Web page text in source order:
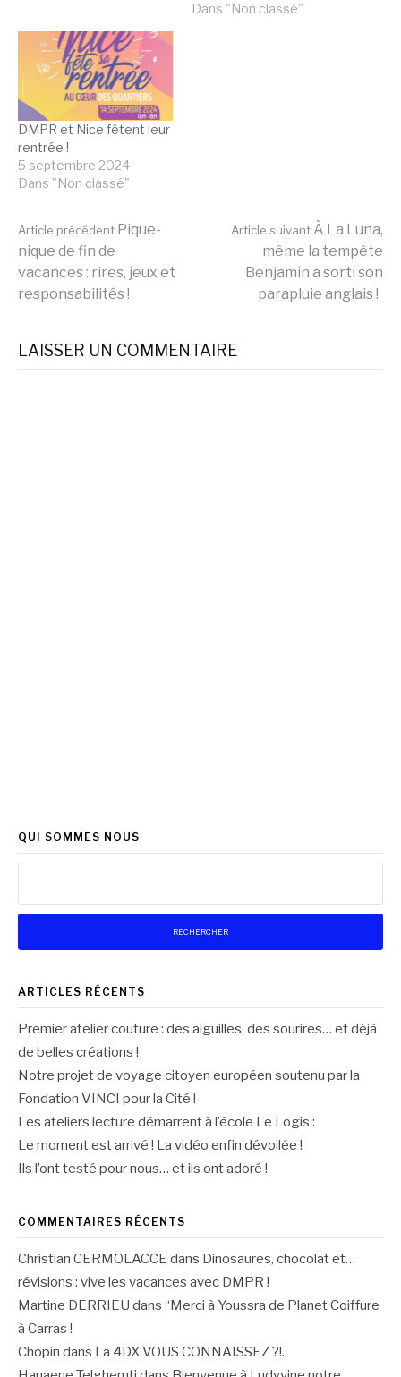
Dans "Non classé"
DMPR et Nice fêtent leur
rentrée !
5 septembre 2024
Dans "Non classé"
Lire
la
suite
Article précédent Pique-
nique de fin de
vacances : rires, jeux et
responsabilités !
Article suivant À La Luna,
même la tempête
Benjamin a sorti son
parapluie anglais !
LAISSER UN COMMENTAIRE
QUI SOMMES NOUS
ARTICLES RÉCENTS
Premier atelier couture : des aiguilles, des sourires… et déjà
de belles créations !
Notre projet de voyage citoyen européen soutenu par la
Fondation VINCI pour la Cité !
Les ateliers lecture démarrent à l’école Le Logis :
Le moment est arrivé ! La vidéo enfin dévoilée !
Ils l’ont testé pour nous… et ils ont adoré !
COMMENTAIRES RÉCENTS
Christian CERMOLACCE dans Dinosaures, chocolat et…
révisions : vive les vacances avec DMPR !
Martine DERRIEU dans “Merci à Youssra de Planet Coiffure
à Carras !
Chopin dans La 4DX VOUS CONNAISSEZ ?!..